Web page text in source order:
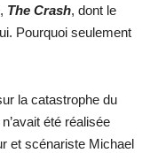
The Crash, dont le
Pourquoi seulement
la catastrophe du
été réalisée
et scénariste Michael